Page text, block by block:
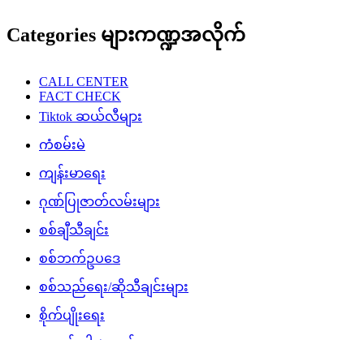
Categories များကဏ္ဍအလိုက်
CALL CENTER
FACT CHECK
Tiktok ဆယ်လီများ
ကံစမ်းမဲ
ကျန်းမာရေး
ဂုဏ်ပြုဇာတ်လမ်းများ
စစ်ချီသီချင်း
စစ်ဘက်ဥပဒေ
စစ်သည်ရေး/ဆိုသီချင်းများ
စိုက်ပျိုးရေး